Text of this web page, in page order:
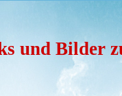
und Bilder